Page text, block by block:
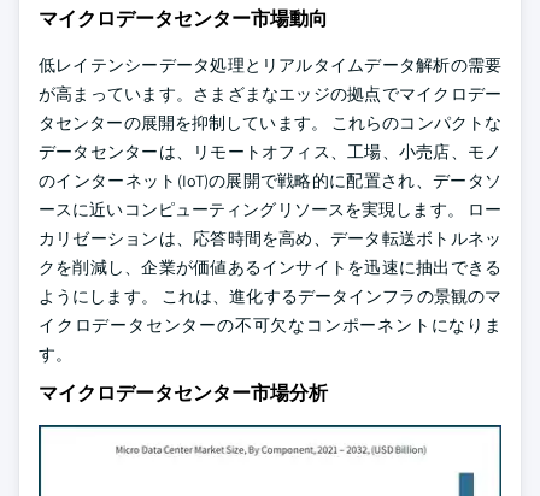
マイクロデータセンター市場動向
低レイテンシーデータ処理とリアルタイムデータ解析の需要
が高まっています。さまざまなエッジの拠点でマイクロデー
タセンターの展開を抑制しています。 これらのコンパクトな
データセンターは、リモートオフィス、工場、小売店、モノ
のインターネット(IoT)の展開で戦略的に配置され、データソ
ースに近いコンピューティングリソースを実現します。 ロー
カリゼーションは、応答時間を高め、データ転送ボトルネッ
クを削減し、企業が価値あるインサイトを迅速に抽出できる
ようにします。 これは、進化するデータインフラの景観のマ
イクロデータセンターの不可欠なコンポーネントになりま
す。
マイクロデータセンター市場分析